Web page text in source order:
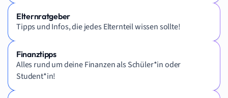
Elternratgeber
Tipps und Infos, die jedes Elternteil wissen sollte!
Finanztipps
Alles rund um deine Finanzen als Schüler*in oder
Student*in!